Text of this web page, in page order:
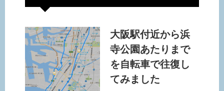
大阪駅付近から浜
寺公園あたりまで
を自転車で往復し
てみました